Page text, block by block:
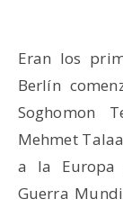
Eran los primeros días de junio de 1921 y en
Berlín
Soghomon
Mehmet
a la Europa
Guerra